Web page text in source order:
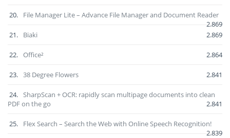
20.
File Manager Lite – Advance File Manager and Document Reader
2.869
21.
Biaki 2.869
22. Office² 2.864
23. 38 Degree Flowers 2.841
24. SharpScan + OCR: rapidly scan multipage documents into clean
PDF on the go
2.841
25.
Flex Search – Search the Web with Online Speech Recognition!
2.839